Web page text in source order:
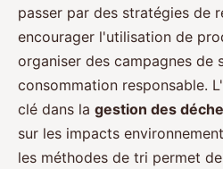
passer par des stratégies de
encourager l'utilisation de
organiser des campagnes de
consommation responsable.
clé dans la gestion des
sur les impacts
les méthodes de tri permet